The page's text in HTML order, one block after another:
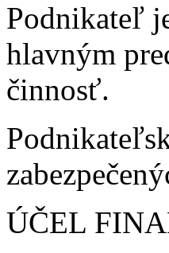
Podnikateľ
hlavným
činnosť.
ÚČEL